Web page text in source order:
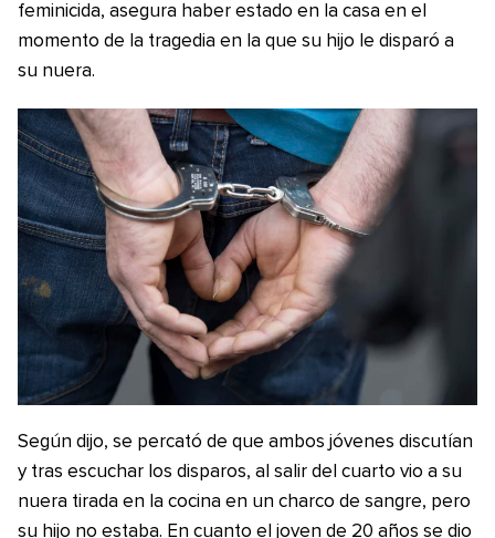
feminicida, asegura haber estado en la casa en el
momento de la tragedia en la que su hijo le disparó a
su nuera.
Según dijo, se percató de que ambos jóvenes discutían
y tras escuchar los disparos, al salir del cuarto vio a su
nuera tirada en la cocina en un charco de sangre, pero
su hijo no estaba. En cuanto el joven de 20 años se dio